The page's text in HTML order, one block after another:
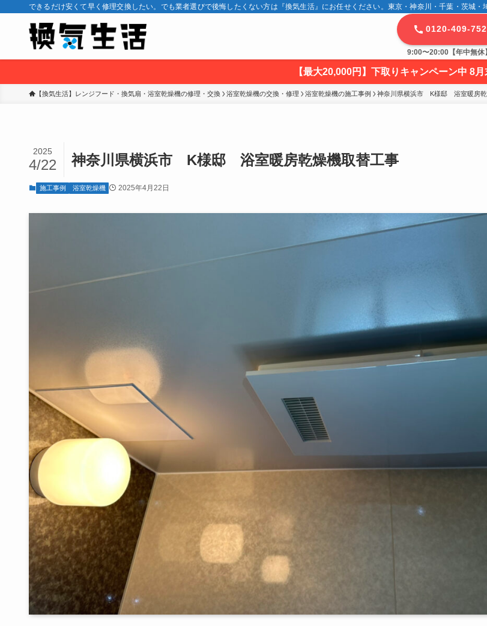
できるだけ安くて早く修理交換したい。でも業者選びで後悔したくない方は『換気生活』にお任せください。東京・神奈川・千葉・茨
0120-409-752
9:00〜20:00【年中無休
【最大20,000円】下取りキャンペーン中 8
【換気生活】レンジフード・換気扇・浴室乾燥機の修理・交換 浴室乾燥機の交換・修理 浴室乾燥機の施工事例 神奈川県横浜市　K様邸　浴室暖房
神奈川県横浜市 K様邸 浴室暖房乾燥機取替工事
2025
4/22
施工事例 浴室乾燥機 2025年4月22日